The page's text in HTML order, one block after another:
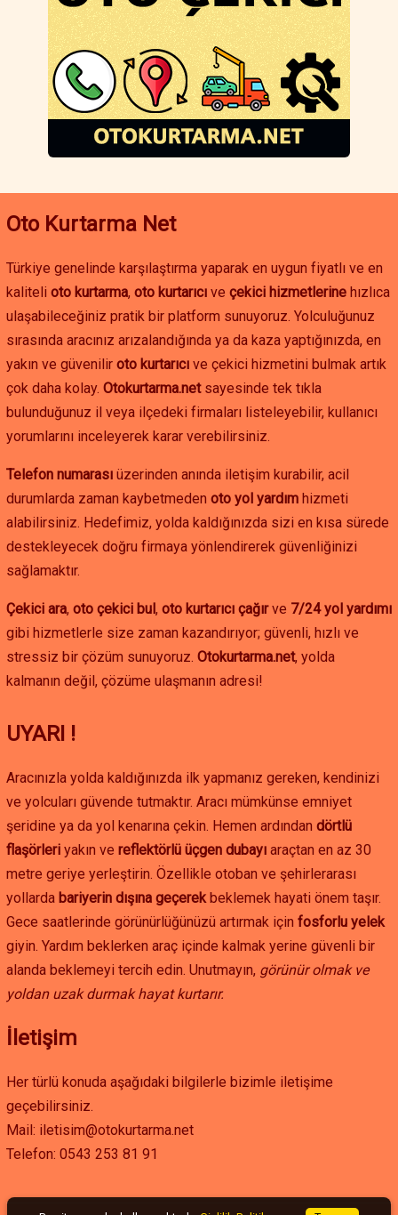
güvenli bir şekilde taşınır.
Eğer Didim çevresinde oto çekici, oto yol yardım veya akü
takviyesi hizmetine ihtiyacınız varsa, hızlı ve güvenilir çözümler
için hemen iletişime geçebilirsiniz. Aydın oto kurtarma
hizmetleriyle yolda kalma sorununu hızlıca çözebilir, aracınızı
güvenle istediğiniz noktaya ulaştırabilirsiniz.
Oto Kurtarma Net
Türkiye genelinde karşılaştırma yaparak en uygun fiyatlı ve en
kaliteli oto kurtarma, oto kurtarıcı ve çekici hizmetlerine hızlıca
ulaşabileceğiniz pratik bir platform sunuyoruz. Yolculuğunuz
sırasında aracınız arızalandığında ya da kaza yaptığınızda, en
yakın ve güvenilir oto kurtarıcı ve çekici hizmetini bulmak artık
çok daha kolay. Otokurtarma.netsayesinde tek tıkla
bulunduğunuz il veya ilçedeki firmaları listeleyebilir, kullanıcı
yorumlarını inceleyerek karar verebilirsiniz.
Telefon numarası üzerinden anında iletişim kurabilir, acil
durumlarda zaman kaybetmeden oto yol yardım hizmeti
alabilirsiniz. Hedefimiz, yolda kaldığınızda sizi en kısa sürede
destekleyecek doğru firmaya yönlendirerek güvenliğinizi
sağlamaktır.
Çekici ara, oto çekici bul, oto kurtarıcı çağırve 7/24 yol yardımı
gibi hizmetlerle size zaman kazandırıyor; güvenli, hızlı ve
stressiz bir çözüm sunuyoruz. Otokurtarma.net, yolda
kalmanın değil, çözüme ulaşmanın adresi!
UYARI !
Aracınızla yolda kaldığınızda ilk yapmanız gereken, kendinizi
ve yolcuları güvende tutmaktır. Aracı mümkünse emniyet
şeridine ya da yol kenarına çekin. Hemen ardından dörtlü
flaşörleri yakın ve reflektörlü üçgen dubayı araçtan en az 30
metre geriye yerleştirin. Özellikle otoban ve şehirlerarası
yollarda bariyerin dışına geçerek beklemek hayati önem taşır.
Gece saatlerinde görünürlüğünüzü artırmak için fosforlu yelek
giyin. Yardım beklerken araç içinde kalmak yerine güvenli bir
alanda beklemeyi tercih edin. Unutmayın, görünür olmak ve
yoldan uzak durmak hayat kurtarır.
İletişim
Her türlü konuda aşağıdaki bilgilerle bizimle iletişime
geçebilirsiniz.
Mail: iletisim@otokurtarma.net
Telefon: 0543 253 81 91